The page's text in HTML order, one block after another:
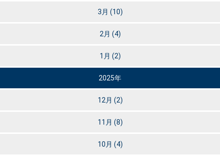
3月 (10)
2月 (4)
1月 (2)
2025年
12月 (2)
11月 (8)
10月 (4)